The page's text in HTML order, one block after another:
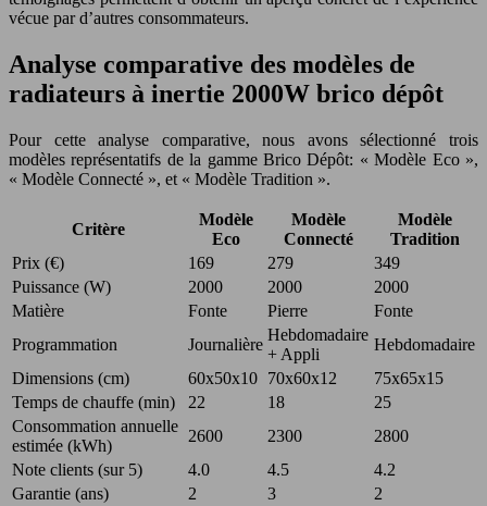
vécue par d’autres consommateurs.
Analyse comparative des modèles de
radiateurs à inertie 2000W brico dépôt
Pour cette analyse comparative, nous avons sélectionné trois
modèles représentatifs de la gamme Brico Dépôt: « Modèle Eco »,
« Modèle Connecté », et « Modèle Tradition ».
Critère
Modèle
Eco
Modèle
Connecté
Modèle
Tradition
Prix (€)
169 279
349
Puissance (W)
2000 2000
2000
Matière
Fonte Pierre
Fonte
Programmation
Journalière
Hebdomadaire
+ Appli
Hebdomadaire
Dimensions (cm)
60x50x10 70x60x12
75x65x15
Temps de chauffe (min)
22 18
25
Consommation annuelle
estimée (kWh)
2600 2300
2800
Note clients (sur 5)
4.0 4.5
4.2
Garantie (ans)
2 3
2